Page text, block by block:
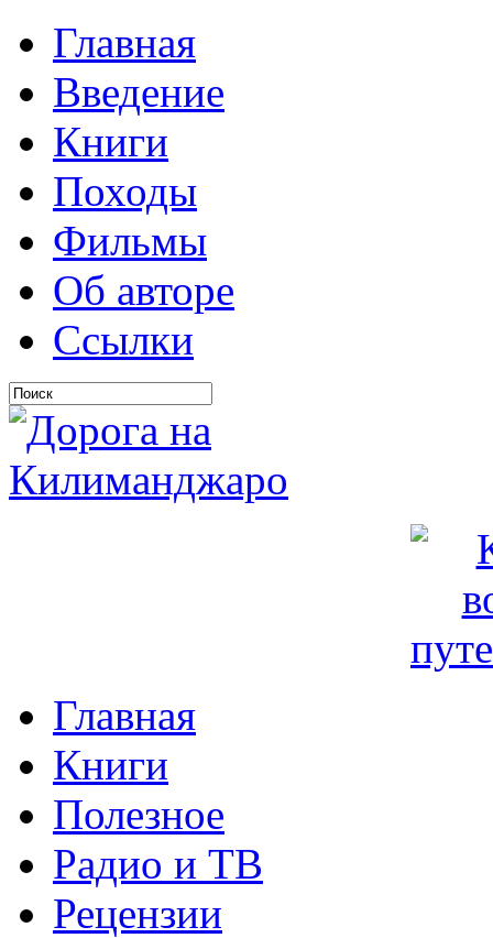
Главная
Введение
Книги
Походы
Фильмы
Об авторе
Ссылки
Главная
Книги
Полезное
Радио и ТВ
Рецензии